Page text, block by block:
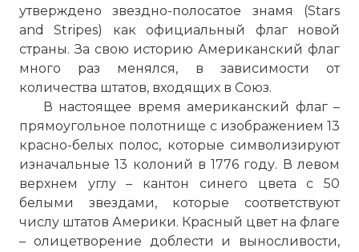
утверждено звездно-полосатое знамя (Stars
and Stripes) как официальный флаг новой
страны. За свою историю Американский флаг
много раз менялся, в зависимости от
количества штатов, входящих в Союз.
В настоящее время американский флаг –
прямоугольное полотнище с изображением 13
красно-белых полос, которые символизируют
изначальные 13 колоний в 1776 году. В левом
верхнем углу – кантон синего цвета с 50
белыми звездами, которые соответствуют
числу штатов Америки. Красный цвет на флаге
– олицетворение доблести и выносливости,